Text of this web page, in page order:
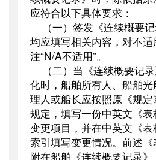
应符合以下具体要求：
（一）签发《连续概要
均应填写相关内容，对不
注“N/A不适用”。
（二）当《连续概要记
化时，船舶所有人、船舶
理人或船长应按照原《规
规定，填写一份中英文《
变更项目，并在中英文《表
索引填写变更情况。前述《
附在船舶《连续概要记录》